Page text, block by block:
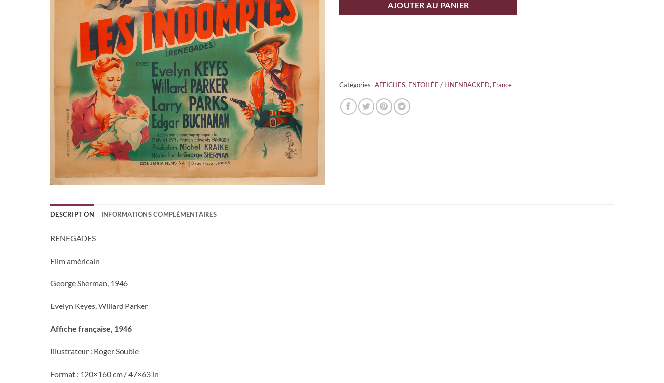
AJOUTER AU PANIER
Catégories :AFFICHES, ENTOILÉE / LINENBACKED, France
DESCRIPTION INFORMATIONS COMPLÉMENTAIRES
RENEGADES
Film américain
George Sherman, 1946
Evelyn Keyes, Willard Parker
Affiche française, 1946
Illustrateur : Roger Soubie
Format : 120×160 cm / 47×63 in